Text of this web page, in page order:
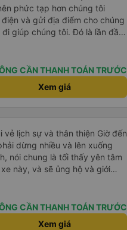
phức tạp hơn chúng tôi
và gửi địa điểm cho chúng
giúp chúng tôi. Đó là lần đầu
dừng lại lúc nửa đêm ở Cần
Khi đến điểm dừng, họ đánh
chúng tôi đã sẵn sàng. Nhìn
CẦN THANH TOÁN TRƯỚC
Xem giá
vẻ lịch sự và thân thiện Giờ đến
dừng nhiều và lên xuống
nói chung là tối thấy yên tâm
này, và sẽ ủng hộ và giới
CẦN THANH TOÁN TRƯỚC
Xem giá